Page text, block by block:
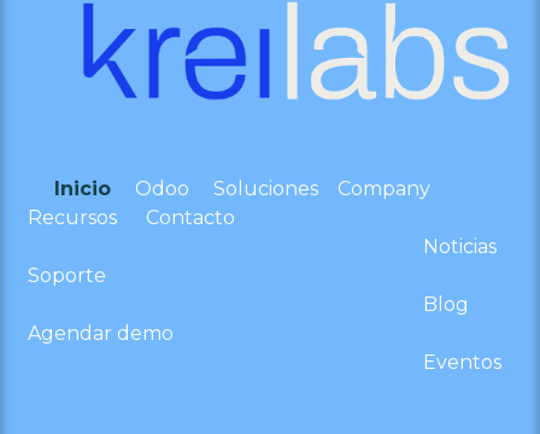
Inicio Odoo Soluciones
Company
Recursos
Contacto
Noticias
Soporte
Blog
Agendar demo
Eventos